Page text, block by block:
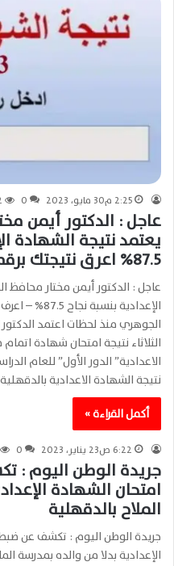
2:25 م30 مايو، 2023 0
عاجل : الدكتور أيمن
يعتمد نتيجة الشهادة
87.5% اعرق نتيجتك برقم الجلوس
عاجل : الدكتور أيمن مختار محافظ
الإعدادية
الجوهري منذ لحظات اعتمد
الثلاثاء نتيجة امتحان شهادة
نتيجة الشهادة الاعدادية
أكمل القراءة »
6:22 ص23 يناير، 2023 0
جريدة الوطن اليوم
امتحان الشهادة
الملاح بالدقهلية
جريدة الوطن اليوم : تكشف عن
الإعدادية بدلا من والده بمدرسة